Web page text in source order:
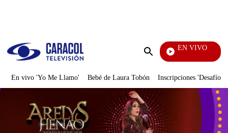
Enviar
EN VIVO
La Red
En vivo 'Yo Me Llamo' Bebé de Laura Tobón Inscripciones 'Desafío'